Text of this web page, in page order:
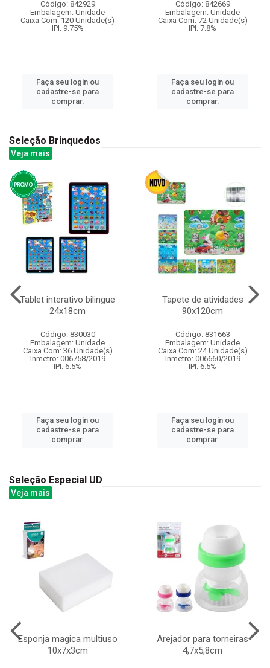
Código: 842929
Embalagem: Unidade
Caixa Com: 120 Unidade(s)
IPI: 9.75%
Faça seu login ou
cadastre-se para
comprar.
Código: 842669
Embalagem: Unidade
Caixa Com: 72 Unidade(s)
IPI: 7.8%
Faça seu login ou
cadastre-se para
comprar.
Seleção Brinquedos
Veja mais
Tablet interativo bilingue
24x18cm
Código: 830030
Embalagem: Unidade
Caixa Com: 36 Unidade(s)
Inmetro: 006758/2019
IPI: 6.5%
Faça seu login ou
cadastre-se para
comprar.
Tapete de atividades
90x120cm
Código: 831663
Embalagem: Unidade
Caixa Com: 24 Unidade(s)
Inmetro: 006660/2019
IPI: 6.5%
Faça seu login ou
cadastre-se para
comprar.
Seleção Especial UD
Veja mais
Esponja magica multiuso
10x7x3cm
Arejador para torneiras
4,7x5,8cm